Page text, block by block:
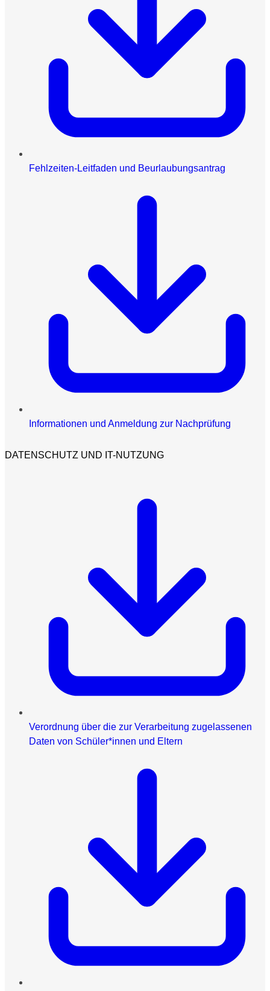
Fehlzeiten-Leitfaden und Beurlaubungsantrag
Informationen und Anmeldung zur Nachprüfung
DATENSCHUTZ UND IT-NUTZUNG
Verordnung über die zur Verarbeitung zugelassenen
Daten von Schüler*innen und Eltern